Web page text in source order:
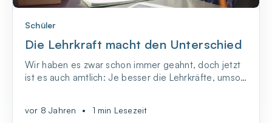
Schüler
Die Lehrkraft macht den Unterschied
Wir haben es zwar schon immer geahnt, doch jetzt
ist es auch amtlich: Je besser die Lehrkräfte, umso
vor 8 Jahren • 1 min Lesezeit